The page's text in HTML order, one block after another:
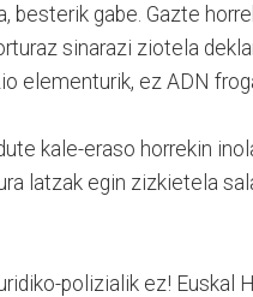
besterik gabe. Gazte
sinarazi ziotela
elementurik, ez ADN
kale-eraso horrekin
latzak egin zizkietela
polizialik ez! Euskal